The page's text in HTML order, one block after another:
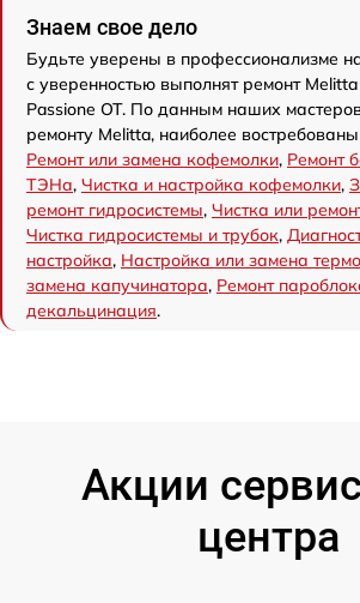
Знаем свое дело
Будьте уверены в профессионализме
с уверенностью выполнят ремонт
Passione OT. По данным наших
ремонту Melitta, наиболее
Ремонт или замена кофемолки, Ремонт
ТЭНа, Чистка и настройка кофемолки,
ремонт гидросистемы, Чистка или
Чистка гидросистемы и трубок,
настройка, Настройка или замена
замена капучинатора, Ремонт
декальцинация.
Акции
центра